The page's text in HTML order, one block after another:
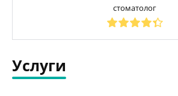
стоматолог
Услуги